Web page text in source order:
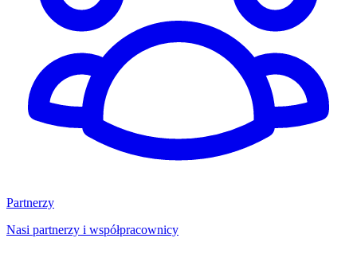
Partnerzy
Nasi partnerzy i współpracownicy